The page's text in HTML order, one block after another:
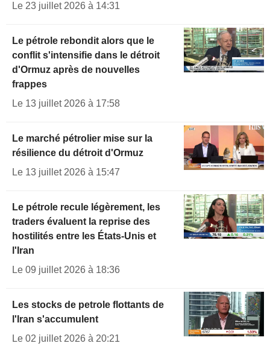
Le 23 juillet 2026 à 14:31
Le pétrole rebondit alors que le
conflit s'intensifie dans le détroit
d'Ormuz après de nouvelles
frappes
Le 13 juillet 2026 à 17:58
Le marché pétrolier mise sur la
résilience du détroit d'Ormuz
Le 13 juillet 2026 à 15:47
Le pétrole recule légèrement, les
traders évaluent la reprise des
hostilités entre les États-Unis et
l'Iran
Le 09 juillet 2026 à 18:36
Les stocks de petrole flottants de
l'Iran s'accumulent
Le 02 juillet 2026 à 20:21